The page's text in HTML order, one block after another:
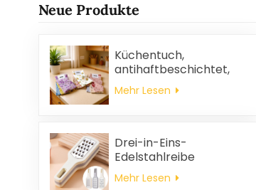
Neue Produkte
Küchentuch,
antihaftbeschichtet,
ölabweisend, leicht zu
reinigen, dick, bedruckt,
wiederverwendbar,
umweltfreundlich
Mehr Lesen
Drei-in-Eins-
Edelstahlreibe
Mehr Lesen